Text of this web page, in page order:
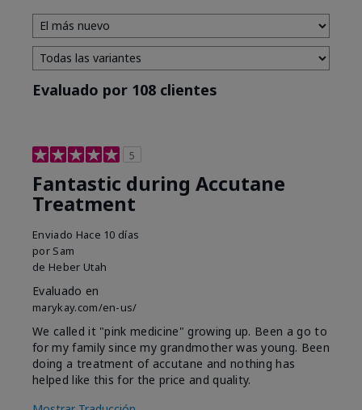
Evaluado por 108 clientes
5
Fantastic during Accutane
Treatment
Enviado Hace 10 días
por Sam
de Heber Utah
Evaluado en
marykay.com/en-us/
We called it "pink medicine" growing up. Been a go to
for my family since my grandmother was young. Been
doing a treatment of accutane and nothing has
helped like this for the price and quality.